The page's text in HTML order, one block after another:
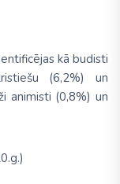
kā budisti
(6,2%) un
animisti (0,8%) un